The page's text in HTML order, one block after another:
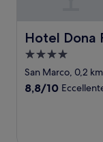
Hotel Dona
Hotel Dona
Struttura
a
4.0
San Marco, 0,2
8.8
8,8/10